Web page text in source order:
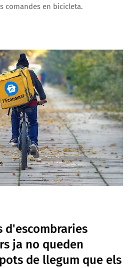
comandes en bicicleta.
d'escombraries
ja no queden
de llegum que els